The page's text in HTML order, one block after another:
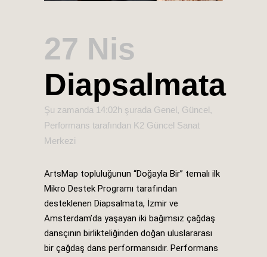
27 Nis
Diapsalmata
Şu zamanda 14:02h şurada Genel, Güncel,
Performans tarafından K2 Güncel Sanat
Merkezi
ArtsMap topluluğunun “Doğayla Bir” temalı ilk
Mikro Destek Programı tarafından
desteklenen Diapsalmata, İzmir ve
Amsterdam’da yaşayan iki bağımsız çağdaş
dansçının birlikteliğinden doğan uluslararası
bir çağdaş dans performansıdır. Performans